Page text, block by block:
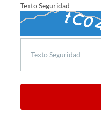
Texto Seguridad